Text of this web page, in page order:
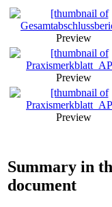
Preview
Preview
Preview
Summary in
document